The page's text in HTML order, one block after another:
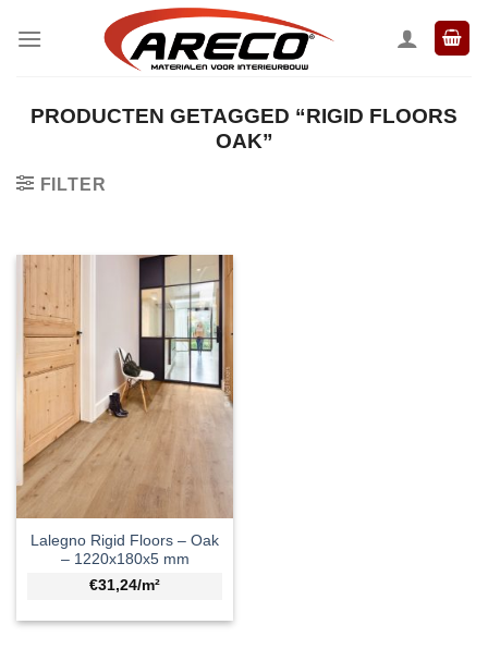
naar
PRODUCTEN GETAGGED “RIGID FLOORS
OAK”
FILTER
Lalegno Rigid Floors – Oak
– 1220x180x5 mm
€31,24/m²